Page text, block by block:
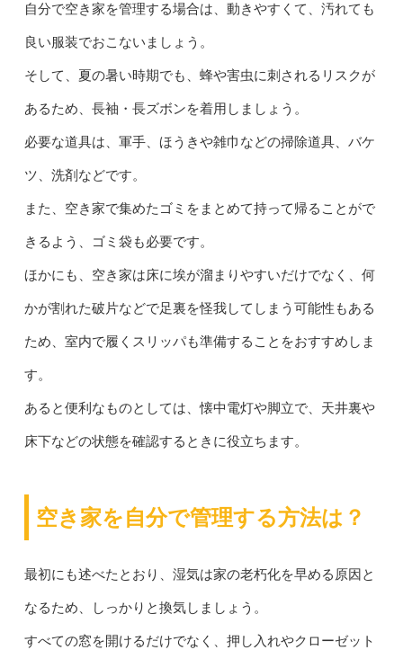
自分で空き家を管理する場合は、動きやすくて、汚れても
良い服装でおこないましょう。
そして、夏の暑い時期でも、蜂や害虫に刺されるリスクが
あるため、長袖・長ズボンを着用しましょう。
必要な道具は、軍手、ほうきや雑巾などの掃除道具、バケ
ツ、洗剤などです。
また、空き家で集めたゴミをまとめて持って帰ることがで
きるよう、ゴミ袋も必要です。
ほかにも、空き家は床に埃が溜まりやすいだけでなく、何
かが割れた破片などで足裏を怪我してしまう可能性もある
ため、室内で履くスリッパも準備することをおすすめしま
す。
あると便利なものとしては、懐中電灯や脚立で、天井裏や
床下などの状態を確認するときに役立ちます。
空き家を自分で管理する方法は？
最初にも述べたとおり、湿気は家の老朽化を早める原因と
なるため、しっかりと換気しましょう。
すべての窓を開けるだけでなく、押し入れやクローゼット